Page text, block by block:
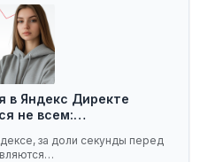
в Яндекс Директе
не всем:…
за доли секунды перед